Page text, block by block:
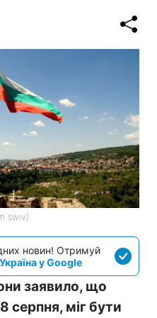
swiv)
новин! Отримуй
у Google
заявило, що
серпня, міг бути